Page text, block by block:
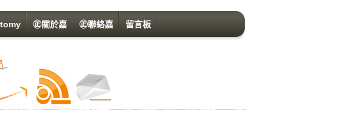
㊣關於嘉 ㊣聯絡嘉 留言板